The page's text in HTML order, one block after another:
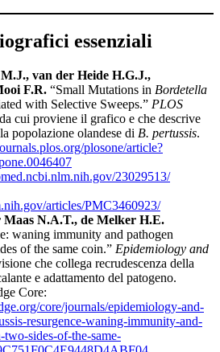
essenziali
van der Heide H.G.J.,
F.R. “Small Mutations in Bordetella
with Selective Sweeps.” PLOS
cui proviene il grafico e che descrive
popolazione olandese di B. pertussis.
plosone/article?
23029513/
articles/PMC3460923/
N.A.T., de Melker H.E.
waning immunity and pathogen
of the same coin.” Epidemiology and
che collega recrudescenza della
e adattamento del patogeno.
Core:
core/journals/epidemiology-and-
resurgence-waning-immunity-and-
two-sides-of-the-same-